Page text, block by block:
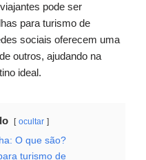
pode ser
para turismo de
sociais oferecem uma
outros, ajudando na
ideal.
ocultar
O que são?
turismo de